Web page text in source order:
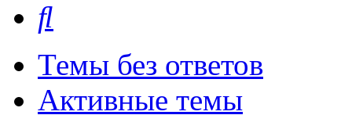
Темы без ответов
Активные темы